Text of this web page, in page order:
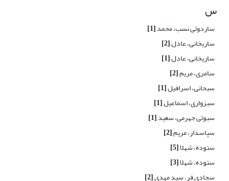
س
ساردوئی نسب، محمد[1]
ساریخانی، عادل[2]
ساریخانی، عادل[1]
سامری، مریم[2]
سبحانی، اسرافیل[1]
سبزواری، اسماعیل[1]
سبوئی جهرمی، سعید[1]
سپاسدار، مریم[2]
ستوده، شهلا[5]
ستوده، شهلا[3]
سجادی فر، سید مهدی[2]